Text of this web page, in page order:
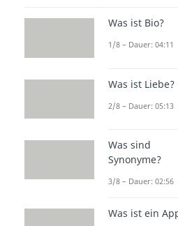
oder ein
Kissen.
Tipp:
mit einem
Gedicht
wird es
Was ist Bio?
1/8 – Dauer: 04:11
Was ist Liebe?
2/8 – Dauer: 05:13
Was sind
Synonyme?
3/8 – Dauer: 02:56
Was ist ein